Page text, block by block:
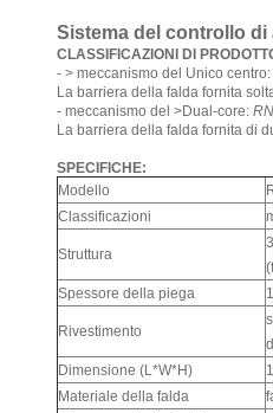
Sistema del controllo
CLASSIFICAZIONI DI
- > meccanismo del Unico centro:
La barriera della falda fornita
- meccanismo del >Dual-core:
La barriera della falda fornita di
SPECIFICHE:
Modello
Classificazioni
Struttura
Spessore della piega
Rivestimento
Dimensione (L*W*H)
Materiale della falda